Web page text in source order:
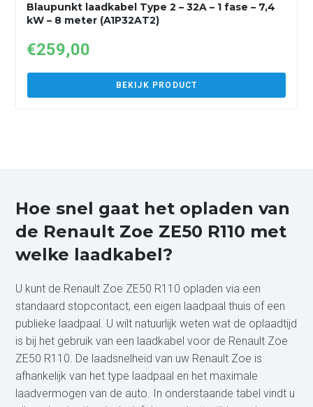
Blaupunkt laadkabel Type 2 – 32A – 1 fase – 7,4
kW – 8 meter (A1P32AT2)
€259,00
BEKIJK PRODUCT
Hoe snel gaat het opladen van
de Renault Zoe ZE50 R110 met
welke laadkabel?
U kunt de Renault Zoe ZE50 R110 opladen via een
standaard stopcontact, een eigen laadpaal thuis of een
publieke laadpaal. U wilt natuurlijk weten wat de oplaadtijd
is bij het gebruik van een laadkabel voor de Renault Zoe
ZE50 R110. De laadsnelheid van uw Renault Zoe is
afhankelijk van het type laadpaal en het maximale
laadvermogen van de auto. In onderstaande tabel vindt u